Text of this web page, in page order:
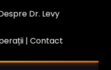
Dr. Levy
| Contact